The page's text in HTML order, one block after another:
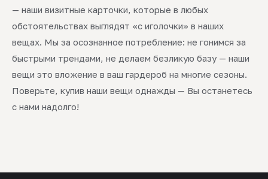
— наши визитные карточки, которые в любых
обстоятельствах выглядят «с иголочки» в наших
вещах. Мы за осознанное потребление: не гонимся за
быстрыми трендами, не делаем безликую базу — наши
вещи это вложение в ваш гардероб на многие сезоны.
Поверьте, купив наши вещи однажды — Вы останетесь
с нами надолго!